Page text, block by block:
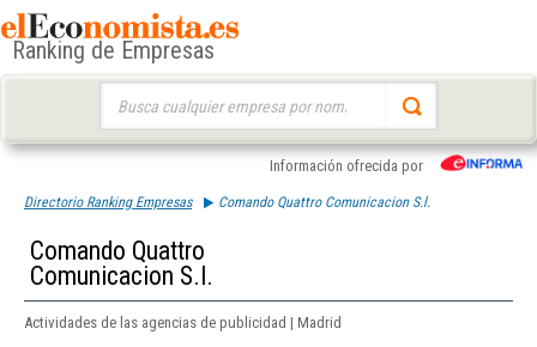
Ranking de Empresas
Información ofrecida por
Directorio Ranking Empresas Comando Quattro Comunicacion S.l.
Comando Quattro
Comunicacion S.l.
Actividades de las agencias de publicidad | Madrid